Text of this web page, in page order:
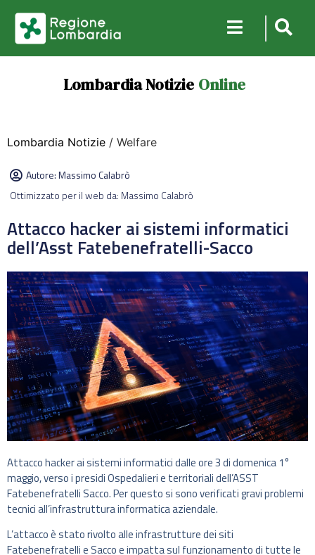
Lombardia Notizie Online
Lombardia Notizie / Welfare
Autore:Massimo Calabrò
Ottimizzato per il web da: Massimo Calabrò
Attacco hacker ai sistemi informatici
dell’Asst Fatebenefratelli-Sacco
Attacco hacker ai sistemi informatici dalle ore 3 di domenica 1°
maggio, verso i presidi Ospedalieri e territoriali dell’ASST
Fatebenefratelli Sacco. Per questo si sono verificati gravi problemi
tecnici all’infrastruttura informatica aziendale.
L’attacco è stato rivolto alle infrastrutture dei siti
Fatebenefratelli e Sacco e impatta sul funzionamento di tutte le